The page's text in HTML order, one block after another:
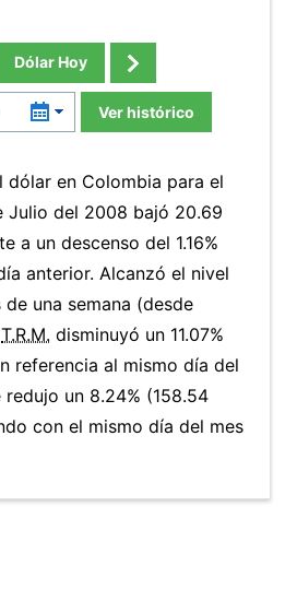
Dólar Hoy
Ver histórico
dólar en Colombia para el
Julio del 2008 bajó 20.69
a un descenso del 1.16%
anterior. Alcanzó el nivel
una semana (desde
T.R.M. disminuyó un 11.07%
referencia al mismo día del
un 8.24% (158.54
con el mismo día del mes